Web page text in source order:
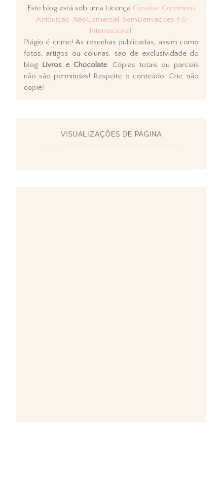
Este blog está sob uma Licença Creative Commons
Atribuição-NãoComercial-SemDerivações 4.0
Internacional .
Plágio é crime! As resenhas publicadas, assim como
fotos, artigos ou colunas, são de exclusividade do
blog Livros e Chocolate. Cópias totais ou parciais
não são permitidas! Respeite o conteúdo. Crie, não
copie!
VISUALIZAÇÕES DE PÁGINA